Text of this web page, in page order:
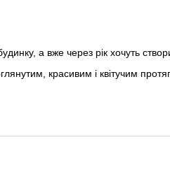
а вже через рік хочуть
красивим і квітучим